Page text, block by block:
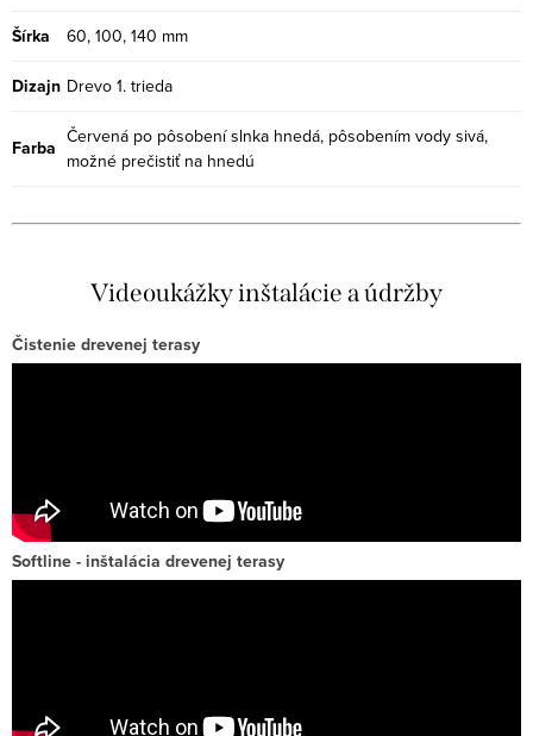
Šírka 60, 100, 140 mm
Dizajn Drevo 1. trieda
Farba Červená po pôsobení slnka hnedá, pôsobením vody sivá,
možné prečistiť na hnedú
Videoukážky inštalácie a údržby
Čistenie drevenej terasy
Softline - inštalácia drevenej terasy